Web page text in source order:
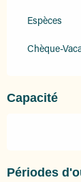
Espèces
Chèque-
Capacité
Périodes